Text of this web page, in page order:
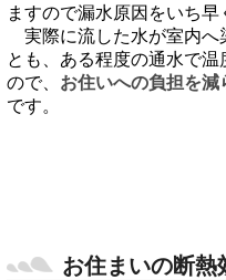
ますので漏水原因をいち早
実際に流した水が室内へ
とも、ある程度の通水で
ので、 お住いへの負担を
です。
お住まいの断熱